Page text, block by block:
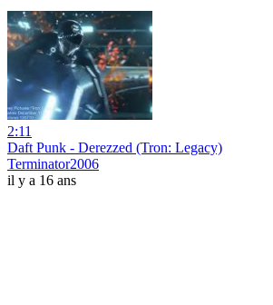
2:11
Daft Punk - Derezzed (Tron: Legacy)
Terminator2006
il y a 16 ans